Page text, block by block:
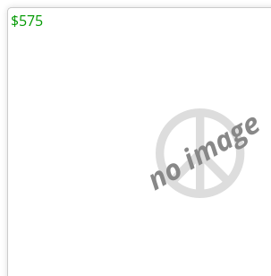
no image
$575